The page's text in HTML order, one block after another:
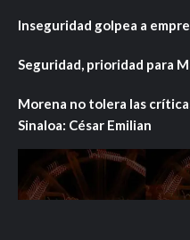
Inseguridad golpea a
Seguridad, prioridad para
Morena no tolera las
Sinaloa: César Emilian